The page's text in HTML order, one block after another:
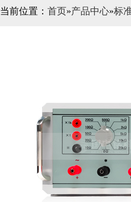
当前位置： 首页»产品中心»标